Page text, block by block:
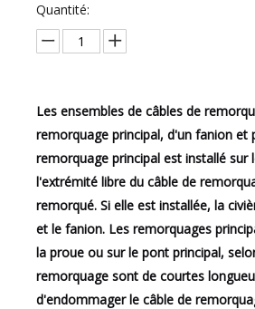
Quantité:
Les ensembles de câbles de
remorquage principal, d'un fanion et
remorquage principal est installé
l'extrémité libre du câble de
remorqué. Si elle est installée, la
et le fanion. Les remorquages
la proue ou sur le pont principal,
remorquage sont de courtes
d'endommager le câble de